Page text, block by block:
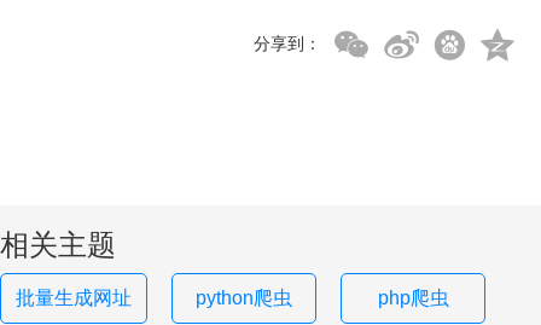
分享到：
相关主题
批量生成网址 python爬虫 php爬虫